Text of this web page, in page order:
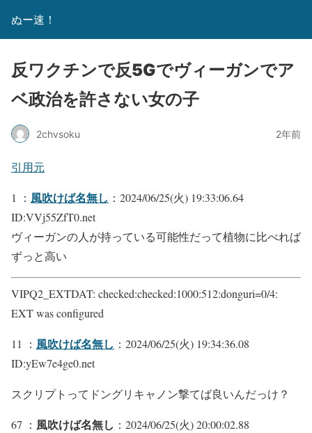
ぬー速！
反ワクチンで反5Gでヴィーガンでア
ベ政治を許さない女の子
2chvsoku 2年前
引用元
1 ： 風吹けば名無し ：2024/06/25(火) 19:33:06.64
ID:VVj55ZfT0.net
ヴィーガンの人が持っている可能性だって植物に比べれば
ずっと高い
VIPQ2_EXTDAT: checked:checked:1000:512:donguri=0/4:
EXT was configured
11 ： 風吹けば名無し ：2024/06/25(火) 19:34:36.08
ID:yEw7e4ge0.net
スクリプトってドングリキャノン撃てば良いんだっけ？
67 ： 風吹けば名無し ：2024/06/25(火) 20:00:02.88